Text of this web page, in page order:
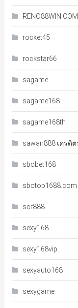
RENO88WIN.COM
rocket45
rockstar66
sagame
sagame168
sagame168th
sawan888 เครดิ
sbobet168
sbotop1688.com
scr888
sexy168
sexy168vip
sexyauto168
sexygame